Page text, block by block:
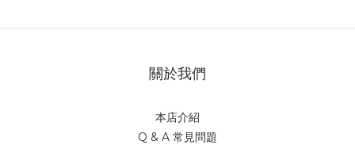
關於我們
本店介紹
Q & A 常見問題